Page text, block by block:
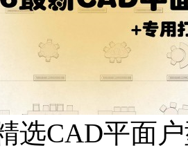
选CAD平面